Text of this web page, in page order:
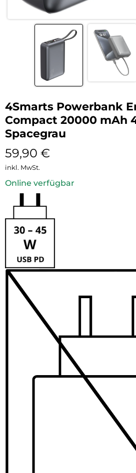
4Smarts Powerbank
Compact 20000 mAh
Spacegrau
59,90 €
inkl. MwSt.
Online verfügbar